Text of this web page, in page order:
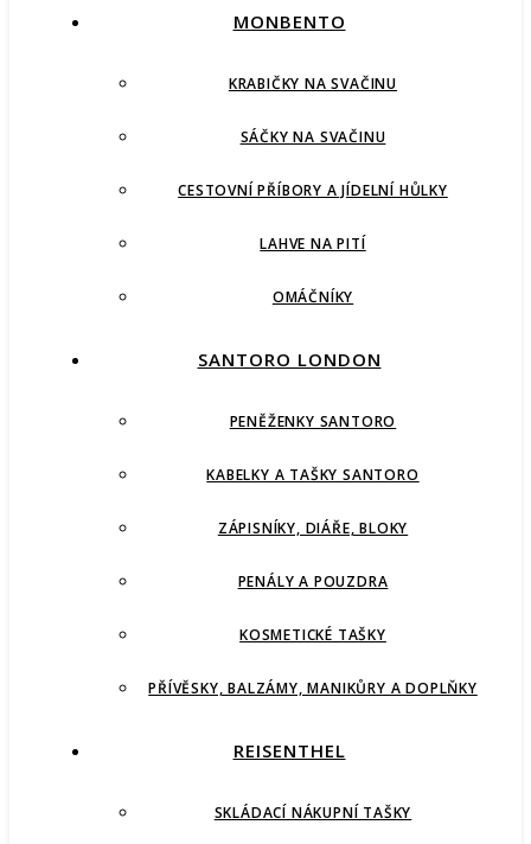
MONBENTO
KRABIČKY NA SVAČINU
SÁČKY NA SVAČINU
CESTOVNÍ PŘÍBORY A JÍDELNÍ HŮLKY
LAHVE NA PITÍ
OMÁČNÍKY
SANTORO LONDON
PENĚŽENKY SANTORO
KABELKY A TAŠKY SANTORO
ZÁPISNÍKY, DIÁŘE, BLOKY
PENÁLY A POUZDRA
KOSMETICKÉ TAŠKY
PŘÍVĚSKY, BALZÁMY, MANIKŮRY A DOPLŇKY
REISENTHEL
SKLÁDACÍ NÁKUPNÍ TAŠKY